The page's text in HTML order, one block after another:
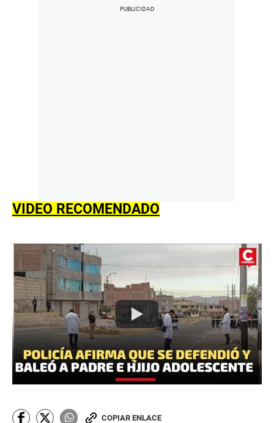
VIDEO RECOMENDADO
COPIAR ENLACE